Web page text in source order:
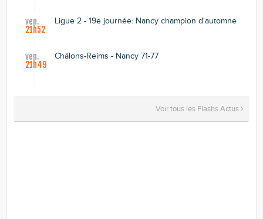
ven.
21h52
Ligue 2 - 19e journée: Nancy champion d'automne
ven.
21h49
Châlons-Reims - Nancy 71-77
Voir tous les Flashs Actus